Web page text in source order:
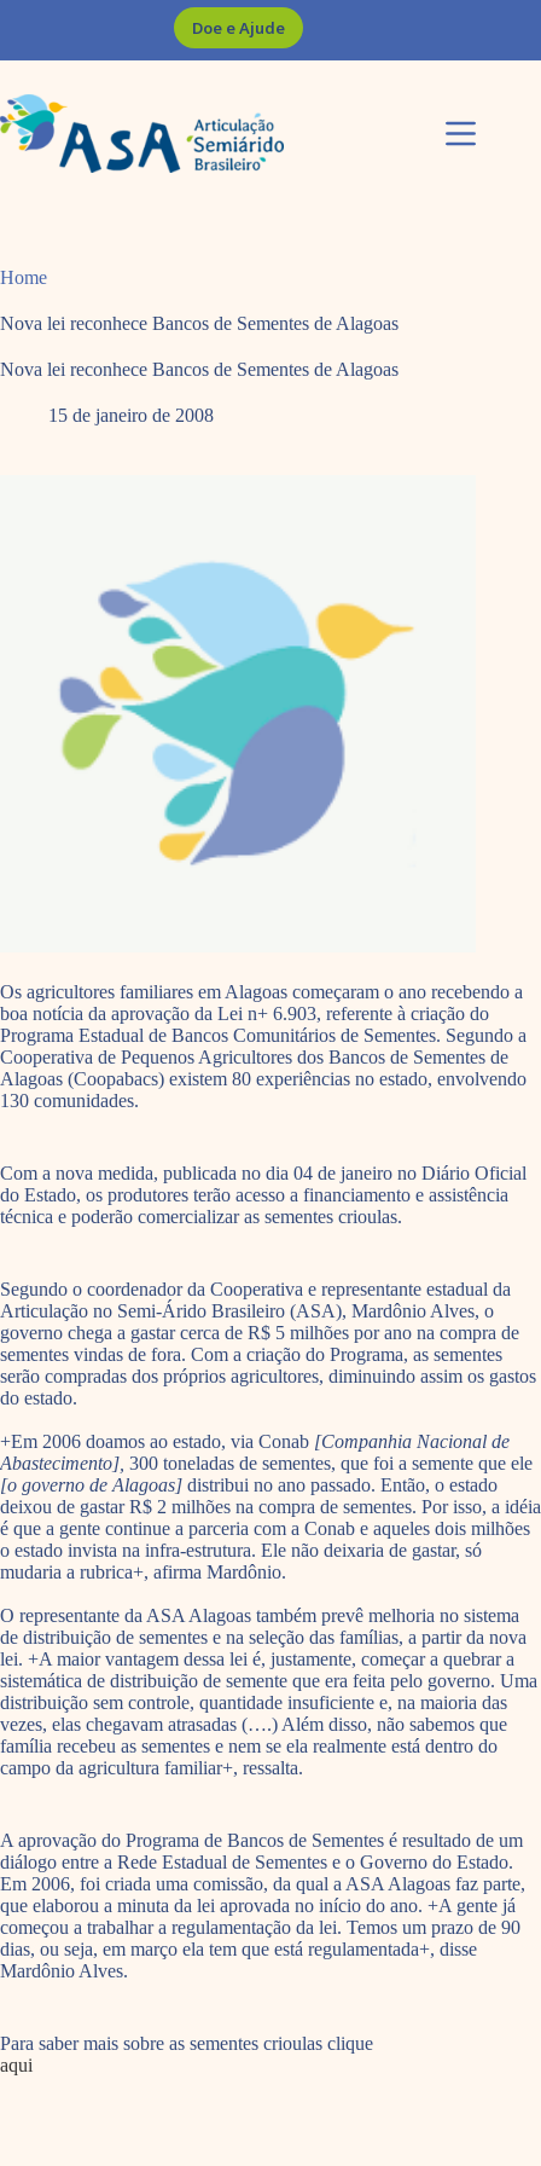
Doe e Ajude
Home
Nova lei reconhece Bancos de Sementes de Alagoas
Nova lei reconhece Bancos de Sementes de Alagoas
15 de janeiro de 2008
Os agricultores familiares em Alagoas começaram o ano recebendo a
boa notícia da aprovação da Lei n+ 6.903, referente à criação do
Programa Estadual de Bancos Comunitários de Sementes. Segundo a
Cooperativa de Pequenos Agricultores dos Bancos de Sementes de
Alagoas (Coopabacs) existem 80 experiências no estado, envolvendo
130 comunidades.
Com a nova medida, publicada no dia 04 de janeiro no Diário Oficial
do Estado, os produtores terão acesso a financiamento e assistência
técnica e poderão comercializar as sementes crioulas.
Segundo o coordenador da Cooperativa e representante estadual da
Articulação no Semi-Árido Brasileiro (ASA), Mardônio Alves, o
governo chega a gastar cerca de R$ 5 milhões por ano na compra de
sementes vindas de fora. Com a criação do Programa, as sementes
serão compradas dos próprios agricultores, diminuindo assim os gastos
do estado.
+Em 2006 doamos ao estado, via Conab [Companhia Nacional de
Abastecimento], 300 toneladas de sementes, que foi a semente que ele
[o governo de Alagoas] distribui no ano passado. Então, o estado
deixou de gastar R$ 2 milhões na compra de sementes. Por isso, a idéia
é que a gente continue a parceria com a Conab e aqueles dois milhões
o estado invista na infra-estrutura. Ele não deixaria de gastar, só
mudaria a rubrica+, afirma Mardônio.
O representante da ASA Alagoas também prevê melhoria no sistema
de distribuição de sementes e na seleção das famílias, a partir da nova
lei. +A maior vantagem dessa lei é, justamente, começar a quebrar a
sistemática de distribuição de semente que era feita pelo governo. Uma
distribuição sem controle, quantidade insuficiente e, na maioria das
vezes, elas chegavam atrasadas (….) Além disso, não sabemos que
família recebeu as sementes e nem se ela realmente está dentro do
campo da agricultura familiar+, ressalta.
A aprovação do Programa de Bancos de Sementes é resultado de um
diálogo entre a Rede Estadual de Sementes e o Governo do Estado.
Em 2006, foi criada uma comissão, da qual a ASA Alagoas faz parte,
que elaborou a minuta da lei aprovada no início do ano. +A gente já
começou a trabalhar a regulamentação da lei. Temos um prazo de 90
dias, ou seja, em março ela tem que está regulamentada+, disse
Mardônio Alves.
Para saber mais sobre as sementes crioulas clique
aqui